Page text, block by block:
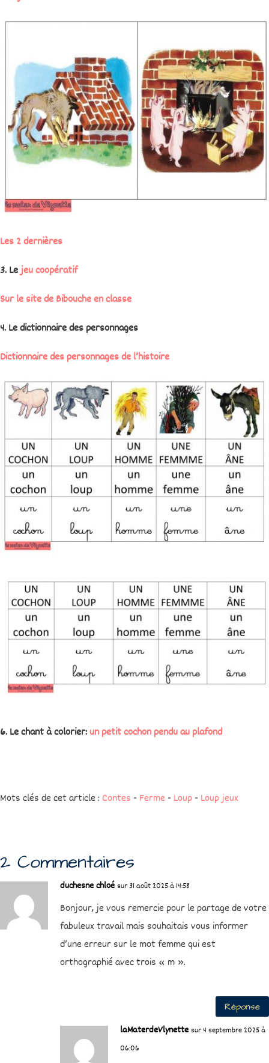
Les 2 dernières
3. Lejeu coopératif
Sur le site de Bibouche en classe
4. Le dictionnaire des personnages
Dictionnaire des personnages de l’histoire
6. Le chant à colorier:un petit cochon pendu au plafond
Mots clés de cet article : Contes - Ferme - Loup - Loup jeux
2 Commentaires
duchesne chloé sur 31 août 2025 à 14:58
Bonjour, je vous remercie pour le partage de votre
fabuleux travail mais souhaitais vous informer
d’une erreur sur le mot femme qui est
orthographié avec trois « m ».
Réponse
laMaterdeVlynette sur 4 septembre 2025 à
06:06